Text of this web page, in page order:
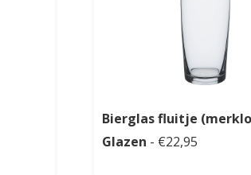
Bierglas fluitje
Glazen - €22,95